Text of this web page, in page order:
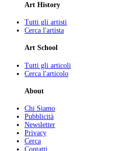
Art History
Tutti gli artisti
Cerca l'artista
Art School
Tutti gli articoli
Cerca l'articolo
About
Chi Siamo
Pubblicità
Newsletter
Privacy
Cerca
Contatti